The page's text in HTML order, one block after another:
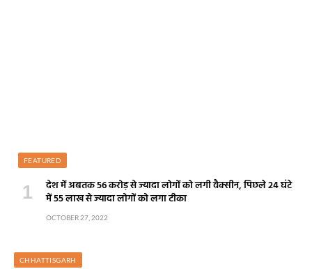
FEATURED
देश में अबतक 56 करोड़ से ज्यादा लोगों को लगी वैक्सीन, पिछले 24 घंटे
में 55 लाख से ज्यादा लोगों को लगा टीका
OCTOBER 27, 2022
CHHATTISGARH